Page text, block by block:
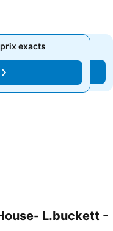
exacts
exacts
L.buckett -